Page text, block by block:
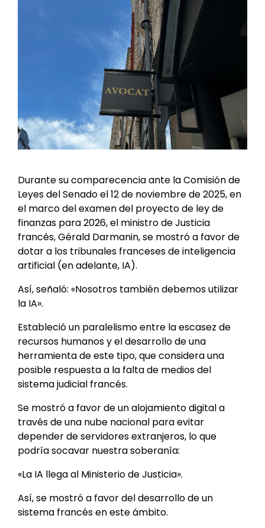
Durante su comparecencia ante la Comisión de
Leyes del Senado el 12 de noviembre de 2025, en
el marco del examen del proyecto de ley de
finanzas para 2026, el ministro de Justicia
francés, Gérald Darmanin, se mostró a favor de
dotar a los tribunales franceses de inteligencia
artificial (en adelante, IA).
Así, señaló: «Nosotros también debemos utilizar
la IA».
Estableció un paralelismo entre la escasez de
recursos humanos y el desarrollo de una
herramienta de este tipo, que considera una
posible respuesta a la falta de medios del
sistema judicial francés.
Se mostró a favor de un alojamiento digital a
través de una nube nacional para evitar
depender de servidores extranjeros, lo que
podría socavar nuestra soberanía:
«La IA llega al Ministerio de Justicia».
Así, se mostró a favor del desarrollo de un
sistema francés en este ámbito.